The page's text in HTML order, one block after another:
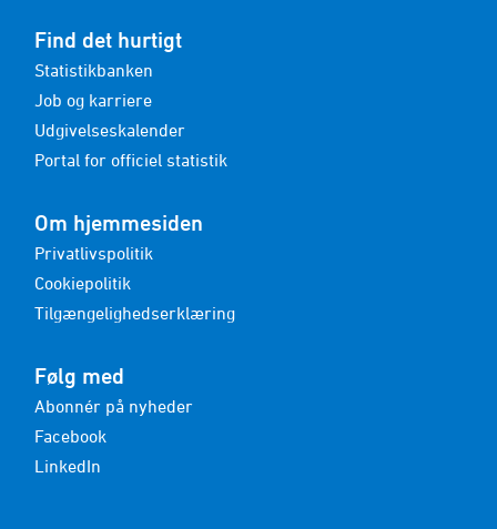
Find det hurtigt
Statistikbanken
Job og karriere
Udgivelseskalender
Portal for officiel statistik
Om hjemmesiden
Privatlivspolitik
Cookiepolitik
Tilgængelighedserklæring
Følg med
Abonnér på nyheder
Facebook
LinkedIn